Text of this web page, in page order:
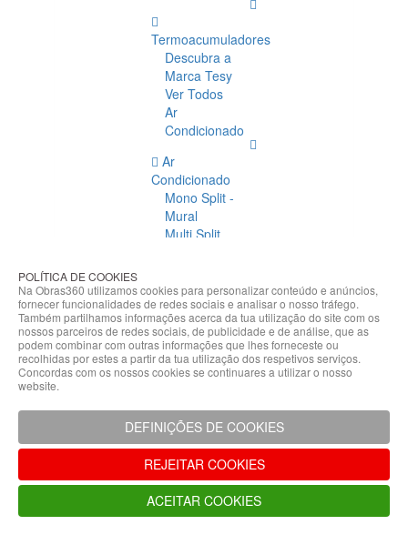
Termoacumuladores
Descubra a
Marca Tesy
Ver Todos
Ar
Condicionado
Ar
Condicionado
Mono Split -
Mural
Multi Split
Condicionado
Acessórios
Climatização
Acessórios
Climatização
Hidráulicas
Controladores
Fixações e
Acessórios
Isolamento
para
Tubagem
POLÍTICA DE COOKIES
Na Obras360 utilizamos cookies para personalizar conteúdo e anúncios,
fornecer funcionalidades de redes sociais e analisar o nosso tráfego.
Também partilhamos informações acerca da tua utilização do site com os
nossos parceiros de redes sociais, de publicidade e de análise, que as
podem combinar com outras informações que lhes forneceste ou
recolhidas por estes a partir da tua utilização dos respetivos serviços.
Concordas com os nossos cookies se continuares a utilizar o nosso
website.
DEFINIÇÕES DE COOKIES
REJEITAR COOKIES
ACEITAR COOKIES